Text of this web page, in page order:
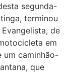
segunda-
terminou
de
em
um caminhão-
que